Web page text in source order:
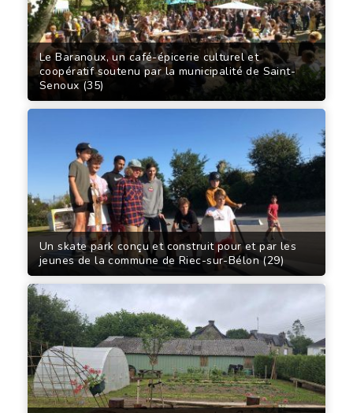
Le Baranoux, un café-épicerie culturel et
coopératif soutenu par la municipalité de Saint-
Senoux (35)
Un skate park conçu et construit pour et par les
jeunes de la commune de Riec-sur-Bélon (29)